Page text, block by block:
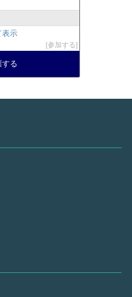
表示
参加する
する